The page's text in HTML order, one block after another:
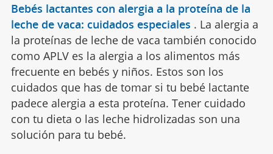
Bebés lactantes con alergia a la proteína de la
leche de vaca: cuidados especiales . La alergia a
la proteínas de leche de vaca también conocido
como APLV es la alergia a los alimentos más
frecuente en bebés y niños. Estos son los
cuidados que has de tomar si tu bebé lactante
padece alergia a esta proteína. Tener cuidado
con tu dieta o las leche hidrolizadas son una
solución para tu bebé.